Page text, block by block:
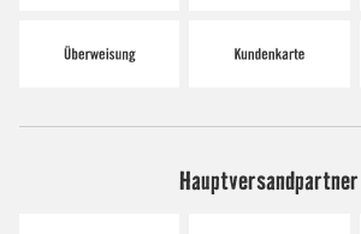
Hauptversandpartner